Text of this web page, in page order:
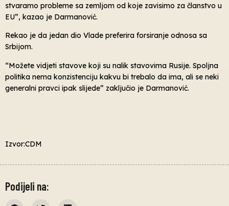
stvaramo probleme sa zemljom od koje zavisimo za članstvo u
EU”, kazao je Darmanović.
Rekao je da jedan dio Vlade preferira forsiranje odnosa sa
Srbijom.
“Možete vidjeti stavove koji su nalik stavovima Rusije. Spoljna
politika nema konzistenciju kakvu bi trebalo da ima, ali se neki
generalni pravci ipak slijede” zaključio je Darmanović.
Izvor:CDM
Podijeli na: